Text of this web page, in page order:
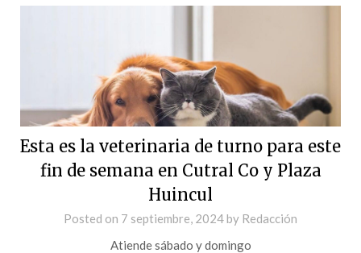
Esta es la veterinaria de turno para este
fin de semana en Cutral Co y Plaza
Huincul
Posted on 7 septiembre, 2024by Redacción
Atiende sábado y domingo